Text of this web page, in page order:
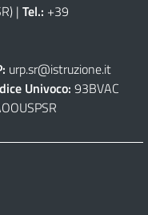
| Tel.: +39
urp.sr@istruzione.it
Univoco: 93BVAC